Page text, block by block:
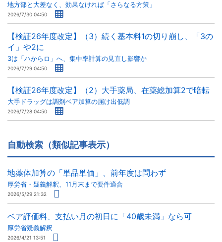
地方部と大差なく、効果なければ「さらなる方策」
2026/7/30 04:50
【検証26年度改定】（3）続く基本料1の切り崩し、「3の
イ」や2に
3は「ハからロ」へ、集中率計算の見直し影響か
2026/7/29 04:50
【検証26年度改定】（2）大手薬局、在薬総加算2で暗転
大手ドラッグは調剤ベア加算の届け出低調
2026/7/28 04:50
自動検索（類似記事表示）
地薬体加算の「単品単価」、前年度は問わず
厚労省・疑義解釈、11月末まで要件適合
2026/5/29 21:32
ベア評価料、支払い月の初日に「40歳未満」なら可
厚労省疑義解釈
2026/4/21 13:51